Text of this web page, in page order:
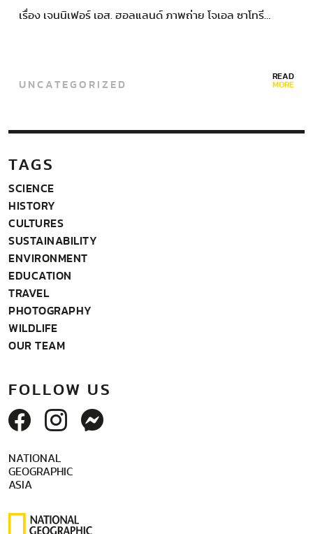
เรื่อง เจนนิเฟอร์ เอส. ฮอลแลนด์ ภาพถ่าย โจเอล ซาโทรี…
UNCATEGORIZED READ
MORE
TAGS
SCIENCE
HISTORY
CULTURES
SUSTAINABILITY
ENVIRONMENT
EDUCATION
TRAVEL
PHOTOGRAPHY
WILDLIFE
OUR TEAM
FOLLOW US
NATIONAL
GEOGRAPHIC
ASIA